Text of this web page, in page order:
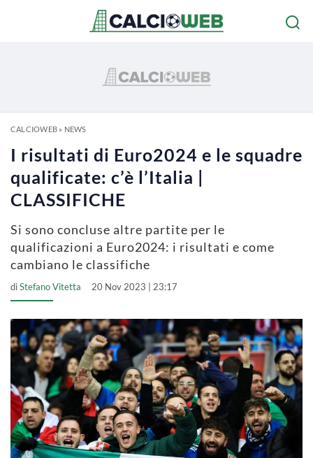
CALCIOWEB» NEWS
I risultati di Euro2024 e le squadre
qualificate: c’è l’Italia |
CLASSIFICHE
Si sono concluse altre partite per le
qualificazioni a Euro2024: i risultati e come
cambiano le classifiche
diStefano Vitetta 20 Nov 2023 | 23:17